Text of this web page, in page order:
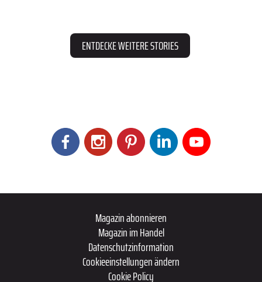
ENTDECKE WEITERE STORIES
Magazin abonnieren
Magazin im Handel
Datenschutzinformation
Cookieeinstellungen ändern
Cookie Policy